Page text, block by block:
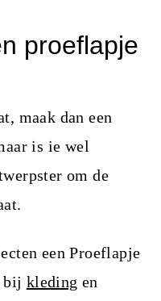
proeflapje
maak dan een
is ie wel
om de
een Proeflapje
bij kleding en